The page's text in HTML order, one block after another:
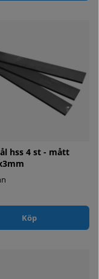
hss 4 st - mått
Köp